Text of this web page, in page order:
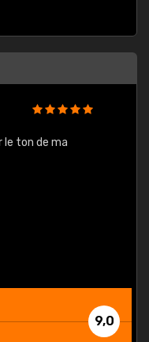
le ton de ma
9,0